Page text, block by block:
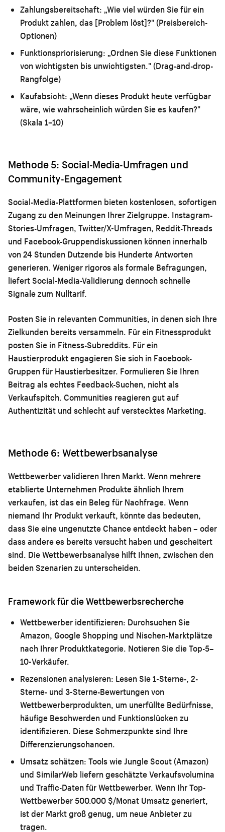
Zahlungsbereitschaft: „Wie viel würden Sie für ein
Produkt zahlen, das [Problem löst]?" (Preisbereich-
Optionen)
Funktionspriorisierung: „Ordnen Sie diese Funktionen
von wichtigsten bis unwichtigsten." (Drag-and-drop-
Rangfolge)
Kaufabsicht: „Wenn dieses Produkt heute verfügbar
wäre, wie wahrscheinlich würden Sie es kaufen?"
(Skala 1–10)
Methode 5: Social-Media-Umfragen und
Community-Engagement
Social-Media-Plattformen bieten kostenlosen, sofortigen
Zugang zu den Meinungen Ihrer Zielgruppe. Instagram-
Stories-Umfragen, Twitter/X-Umfragen, Reddit-Threads
und Facebook-Gruppendiskussionen können innerhalb
von 24 Stunden Dutzende bis Hunderte Antworten
generieren. Weniger rigoros als formale Befragungen,
liefert Social-Media-Validierung dennoch schnelle
Signale zum Nulltarif.
Posten Sie in relevanten Communities, in denen sich Ihre
Zielkunden bereits versammeln. Für ein Fitnessprodukt
posten Sie in Fitness-Subreddits. Für ein
Haustierprodukt engagieren Sie sich in Facebook-
Gruppen für Haustierbesitzer. Formulieren Sie Ihren
Beitrag als echtes Feedback-Suchen, nicht als
Verkaufspitch. Communities reagieren gut auf
Authentizität und schlecht auf verstecktes Marketing.
Methode 6: Wettbewerbsanalyse
Wettbewerber validieren Ihren Markt. Wenn mehrere
etablierte Unternehmen Produkte ähnlich Ihrem
verkaufen, ist das ein Beleg für Nachfrage. Wenn
niemand Ihr Produkt verkauft, könnte das bedeuten,
dass Sie eine ungenutzte Chance entdeckt haben – oder
dass andere es bereits versucht haben und gescheitert
sind. Die Wettbewerbsanalyse hilft Ihnen, zwischen den
beiden Szenarien zu unterscheiden.
Framework für die Wettbewerbsrecherche
Wettbewerber identifizieren: Durchsuchen Sie
Amazon, Google Shopping und Nischen-Marktplätze
nach Ihrer Produktkategorie. Notieren Sie die Top-5–
10-Verkäufer.
Rezensionen analysieren: Lesen Sie 1-Sterne-, 2-
Sterne- und 3-Sterne-Bewertungen von
Wettbewerberprodukten, um unerfüllte Bedürfnisse,
häufige Beschwerden und Funktionslücken zu
identifizieren. Diese Schmerzpunkte sind Ihre
Differenzierungschancen.
Umsatz schätzen: Tools wie Jungle Scout (Amazon)
und SimilarWeb liefern geschätzte Verkaufsvolumina
und Traffic-Daten für Wettbewerber. Wenn Ihr Top-
Wettbewerber 500.000 $/Monat Umsatz generiert,
ist der Markt groß genug, um neue Anbieter zu
tragen.